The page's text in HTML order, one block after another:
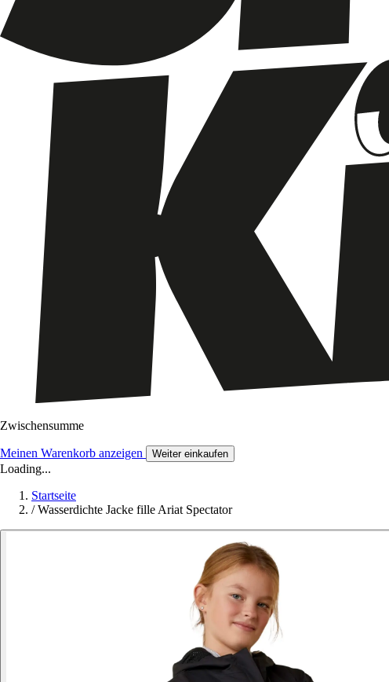
Zwischensumme
Meinen Warenkorb anzeigen Weiter einkaufen
Loading...
Startseite
/ Wasserdichte Jacke fille Ariat Spectator